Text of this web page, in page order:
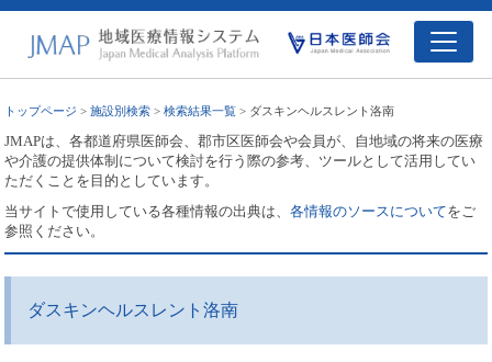
トップページ >施設別検索 >検索結果一覧 > ダスキンヘルスレント洛南
JMAPは、各都道府県医師会、郡市区医師会や会員が、自地域の将来の医療
や介護の提供体制について検討を行う際の参考、ツールとして活用してい
ただくことを目的としています。
当サイトで使用している各種情報の出典は、各情報のソースについてをご
参照ください。
ダスキンヘルスレント洛南